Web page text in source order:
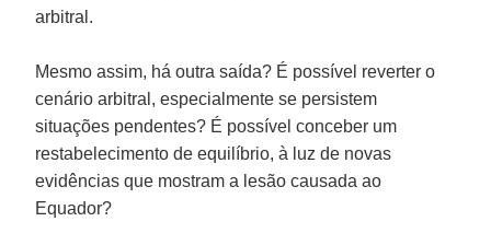
arbitral.
Mesmo assim, há outra saída? É possível reverter o
cenário arbitral, especialmente se persistem
situações pendentes? É possível conceber um
restabelecimento de equilíbrio, à luz de novas
evidências que mostram a lesão causada ao
Equador?